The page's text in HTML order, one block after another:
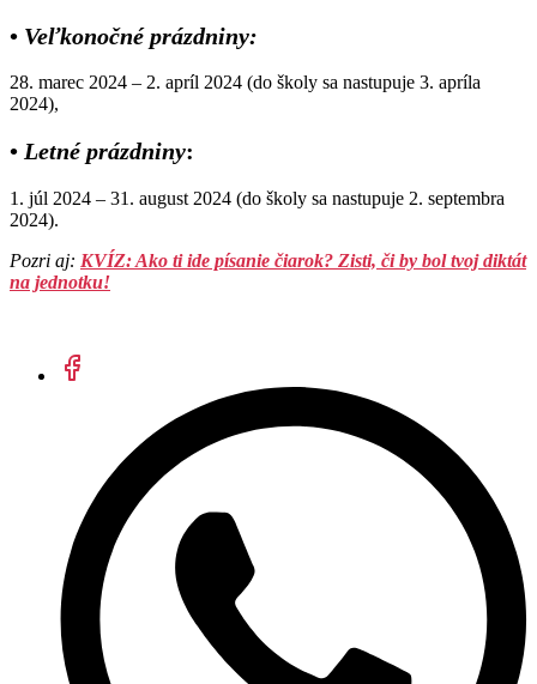
• Veľkonočné prázdniny:
28. marec 2024 – 2. apríl 2024 (do školy sa nastupuje 3. apríla
2024),
• Letné prázdniny:
1. júl 2024 – 31. august 2024 (do školy sa nastupuje 2. septembra
2024).
Pozri aj: ​ KVÍZ: Ako ti ide písanie čiarok? Zisti, či by bol tvoj diktát
na jednotku!